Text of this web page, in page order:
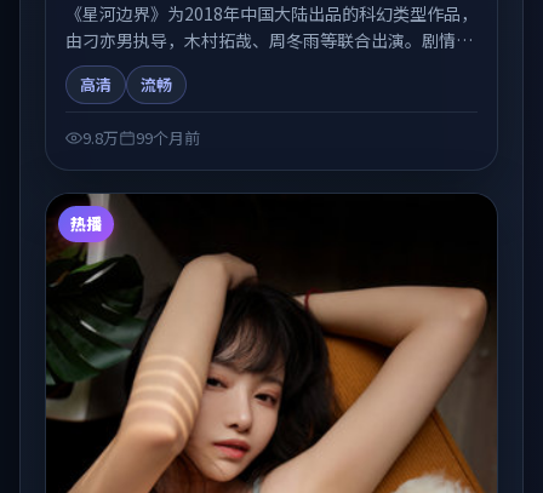
《星河边界》为2018年中国大陆出品的科幻类型作品，
由刁亦男执导，木村拓哉、周冬雨等联合出演。剧情在
人物弧光与节奏推进中展开，兼具叙事张力与视听质
感。适合关注国产在线观看、热播国产剧与院线佳片的
高清 流畅
9.8万 99个月前
热播